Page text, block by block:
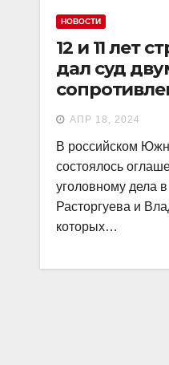
НОВОСТИ
12 и 11 лет
дал суд
АПР 18, 2024
В российском
состоялось
уголовному дела
Расторгуева и
которых…